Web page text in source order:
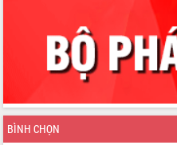
BÌNH CHỌN